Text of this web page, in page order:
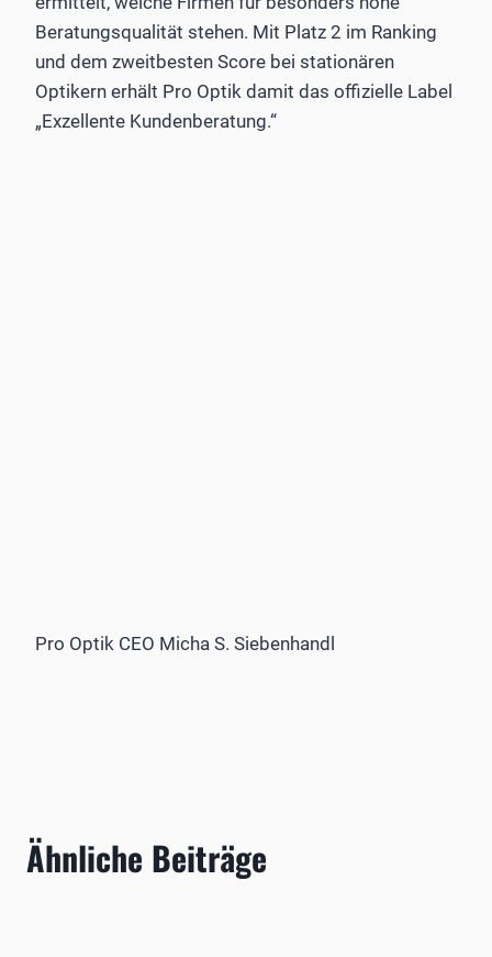
Beratungsqualität stehen. Mit Platz 2 im Ranking
und dem zweitbesten Score bei stationären
Optikern erhält Pro Optik damit das offizielle Label
„Exzellente Kundenberatung.“
Pro Optik CEO Micha S. Siebenhandl
Ähnliche Beiträge